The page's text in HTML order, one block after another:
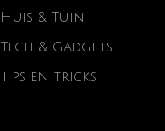
Huis & Tuin
Tech & Gadgets
Tips en tricks